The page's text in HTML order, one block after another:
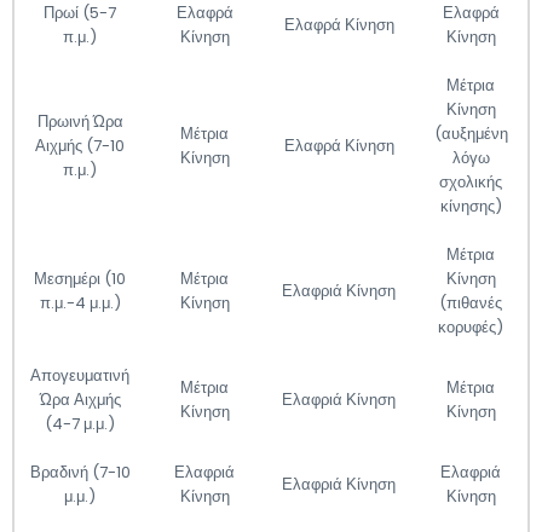
Πρωί (5-7
π.μ.)
Ελαφρά
Κίνηση
Ελαφρά Κίνηση
Ελαφρά
Κίνηση
Πρωινή Ώρα
Αιχμής (7-10
π.μ.)
Μέτρια
Κίνηση
Ελαφρά Κίνηση
Μέτρια
Κίνηση
(αυξημένη
λόγω
σχολικής
κίνησης)
Μεσημέρι (10
π.μ.-4 μ.μ.)
Μέτρια
Κίνηση
Ελαφριά Κίνηση
Μέτρια
Κίνηση
(πιθανές
κορυφές)
Απογευματινή
Ώρα Αιχμής
(4-7 μ.μ.)
Μέτρια
Κίνηση
Ελαφριά Κίνηση
Μέτρια
Κίνηση
Βραδινή (7-10
μ.μ.)
Ελαφριά
Κίνηση
Ελαφριά Κίνηση
Ελαφριά
Κίνηση